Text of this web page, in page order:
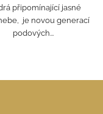
připomínající jasné
je novou generací
podových...